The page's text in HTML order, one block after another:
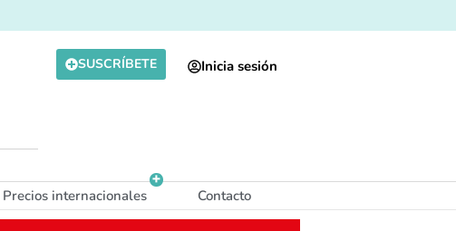
SUSCRÍBETE Inicia sesión
Precios internacionales Contacto